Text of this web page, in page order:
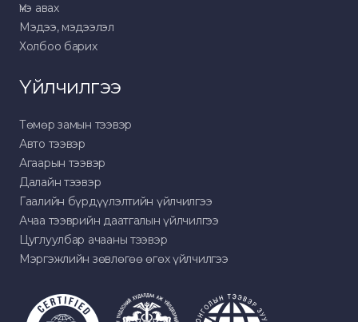
Үнэ авах
Мэдээ, мэдээлэл
Холбоо барих
Үйлчилгээ
Төмөр замын тээвэр
Авто тээвэр
Агаарын тээвэр
Далайн тээвэр
Гаалийн бүрдүүлэлтийн үйлчилгээ
Ачаа тээврийн даатгалын үйлчилгээ
Цуглуулбар ачааны тээвэр
Мэргэжлийн зөвлөгөө өгөх үйлчилгээ